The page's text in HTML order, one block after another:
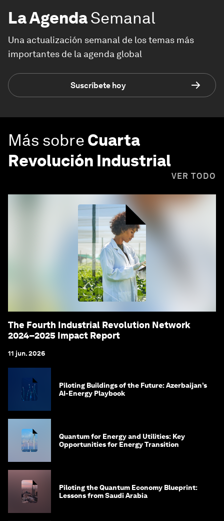
La AgendaSemanal
Una actualización semanal de los temas más
importantes de la agenda global
Suscríbete hoy
Más sobre Cuarta
Revolución Industrial
VER TODO
The Fourth Industrial Revolution Network
2024–2025 Impact Report
11 jun. 2026
Piloting Buildings of the Future: Azerbaijan’s
AI-Energy Playbook
Quantum for Energy and Utilities: Key
Opportunities for Energy Transition
Piloting the Quantum Economy Blueprint:
Lessons from Saudi Arabia